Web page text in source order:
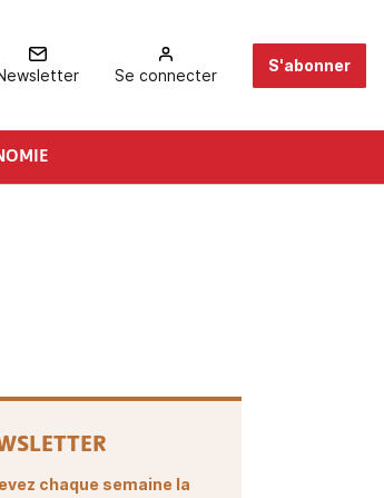
Se connecter
S'abonner
chaque semaine la